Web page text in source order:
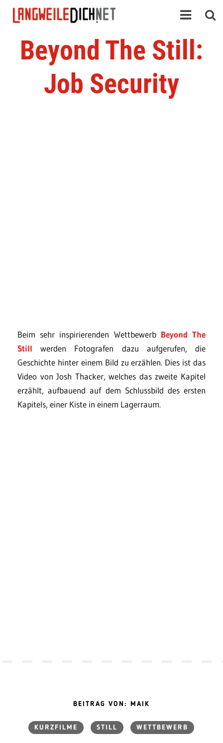
Beyond The Still:
Job Security
Beim sehr inspirierenden Wettbewerb Beyond The
Stillwerden Fotografen dazu aufgerufen, die
Geschichte hinter einem Bild zu erzählen. Dies ist das
Video von Josh Thacker, welches das zweite Kapitel
erzählt, aufbauend auf dem Schlussbild des ersten
Kapitels, einer Kiste in einem Lagerraum.
BEITRAG VON: MAIK
KURZFILME STILL WETTBEWERB